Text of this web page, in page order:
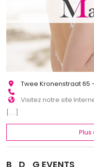
Twee Kronenstraat 65
Visitez notre site
[...]
B_D_G EVENTS